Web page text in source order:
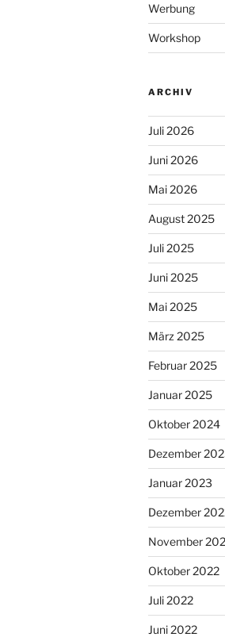
Werbung
Workshop
ARCHIV
Juli 2026
Juni 2026
Mai 2026
August 2025
Juli 2025
Juni 2025
Mai 2025
März 2025
Februar 2025
Januar 2025
Oktober 2024
Dezember
Januar 2023
Dezember
November
Oktober 2022
Juli 2022
Juni 2022